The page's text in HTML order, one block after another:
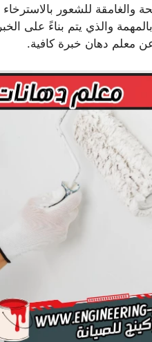
والغامقة للشعور
والذي يتم بناءً على
معلم دهان خبرة كافية.